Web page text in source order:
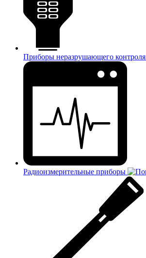
Приборы неразрушающего контроля
Радиоизмерительные приборы